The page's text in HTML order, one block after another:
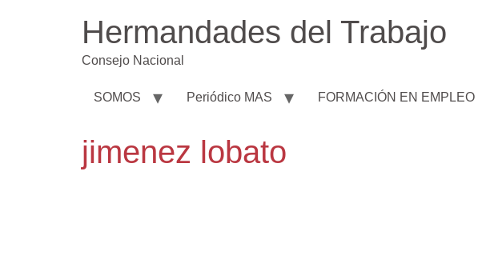
Hermandades del Trabajo
Consejo Nacional
SOMOS Periódico MAS FORMACIÓN EN EMPLEO
jimenez lobato